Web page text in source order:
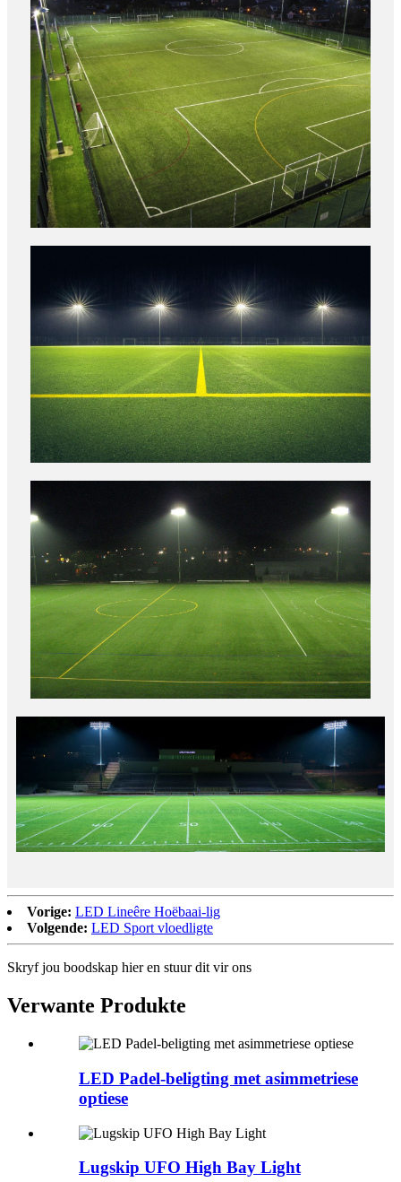
Vorige: LED Lineêre Hoëbaai-lig
Volgende: LED Sport vloedligte
Skryf jou boodskap hier en stuur dit vir ons
Verwante Produkte
LED Padel-beligting met asimmetriese
optiese
Lugskip UFO High Bay Light